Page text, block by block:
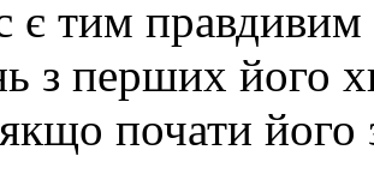
є тим
з перших його
почати його